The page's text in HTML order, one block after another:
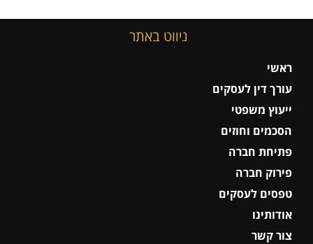
ניווט באתר
ראשי
עורך דין לעסקים
ייעוץ משפטי
הסכמים וחוזים
פתיחת חברה
פירוק חברה
טפסים לעסקים
אודותינו
צור קשר